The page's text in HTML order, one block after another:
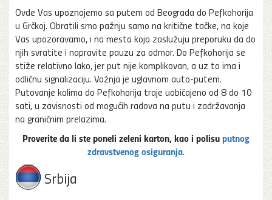
Ovde Vas upoznajemo sa putem od Beograda do Pefkohorija
u Grčkoj. Obratili smo pažnju samo na kritične tačke, na koje
Vas upozoravamo, i na mesta koja zaslužuju preporuku da do
njih svratite i napravite pauzu za odmor. Do Pefkohorija se
stiže relativno lako, jer put nije komplikovan, a uz to ima i
odličnu signalizaciju. Vožnja je uglavnom auto-putem.
Putovanje kolima do Pefkohorija traje uobičajeno od 8 do 10
sati, u zavisnosti od mogućih radova na putu i zadržavanja
na graničnim prelazima.
Proverite da li ste poneli zeleni karton, kao i polisuputnog
zdravstvenog osiguranja.
Srbija